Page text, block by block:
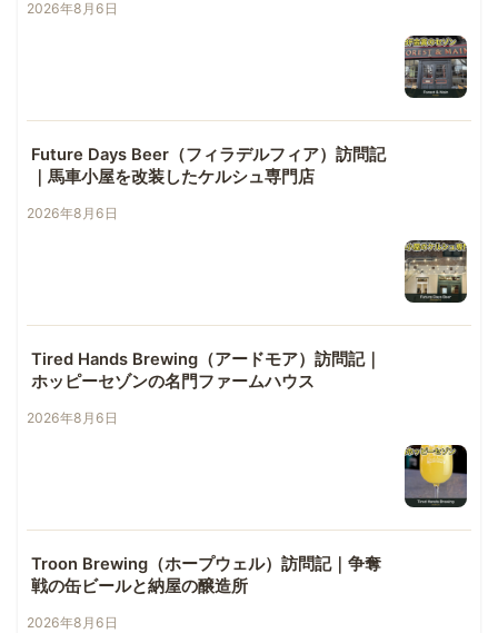
2026年8月6日
Future Days Beer（フィラデルフィア）訪問記
｜馬車小屋を改装したケルシュ専門店
2026年8月6日
Tired Hands Brewing（アードモア）訪問記｜
ホッピーセゾンの名門ファームハウス
2026年8月6日
Troon Brewing（ホープウェル）訪問記｜争奪
戦の缶ビールと納屋の醸造所
2026年8月6日